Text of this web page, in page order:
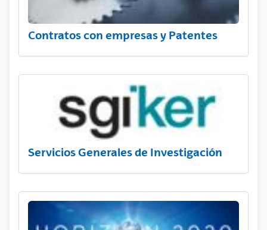
Contratos con empresas y Patentes
Servicios Generales de Investigación